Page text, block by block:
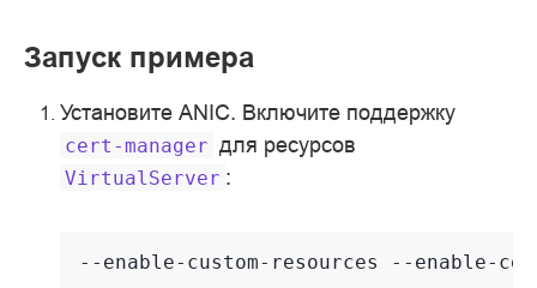
Запуск примера
Установите ANIC. Включите поддержку
cert-manager для ресурсов
VirtualServer :
--enable-custom-resources --enable-